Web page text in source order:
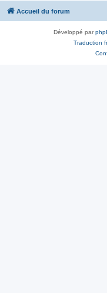
Accueil du forum
Développé par
Traduction